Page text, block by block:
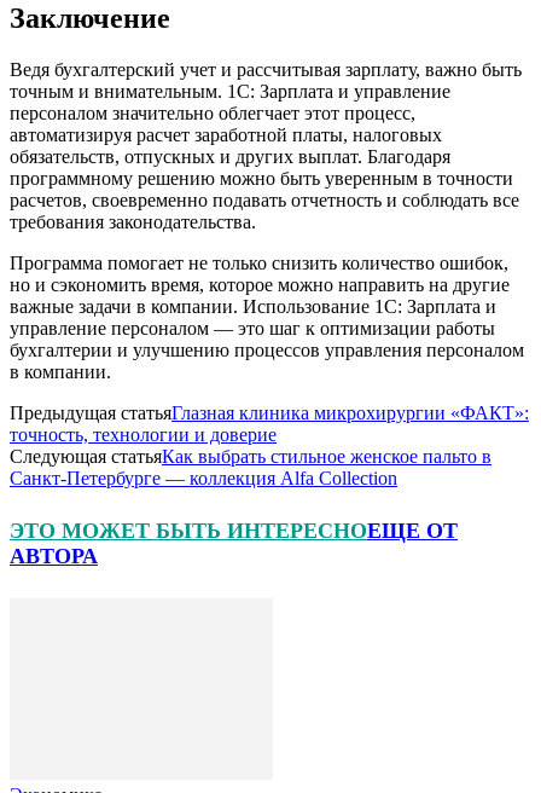
Заключение
Ведя бухгалтерский учет и рассчитывая зарплату, важно быть
точным и внимательным. 1С: Зарплата и управление
персоналом значительно облегчает этот процесс,
автоматизируя расчет заработной платы, налоговых
обязательств, отпускных и других выплат. Благодаря
программному решению можно быть уверенным в точности
расчетов, своевременно подавать отчетность и соблюдать все
требования законодательства.
Программа помогает не только снизить количество ошибок,
но и сэкономить время, которое можно направить на другие
важные задачи в компании. Использование 1С: Зарплата и
управление персоналом — это шаг к оптимизации работы
бухгалтерии и улучшению процессов управления персоналом
в компании.
Предыдущая статьяГлазная клиника микрохирургии «ФАКТ»:
точность, технологии и доверие
Следующая статьяКак выбрать стильное женское пальто в
Санкт-Петербурге — коллекция Alfa Collection
ЭТО МОЖЕТ БЫТЬ ИНТЕРЕСНОЕЩЕ ОТ
АВТОРА